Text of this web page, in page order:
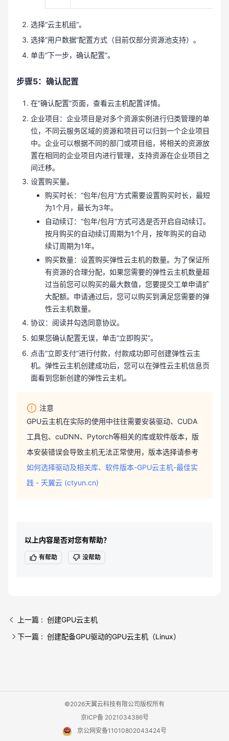
选择“云主机组”。
选择“用户数据”配置方式（目前仅部分资源池支持）。
单击“下一步，确认配置”。
步骤5：确认配置
在“确认配置”页面，查看云主机配置详情。
企业项目：企业项目是对多个资源实例进行归类管理的单
位，不同云服务区域的资源和项目可以归到一个企业项目
中。企业可以根据不同的部门或项目组，将相关的资源放
置在相同的企业项目内进行管理，支持资源在企业项目之
间迁移。
设置购买量。
购买时长：“包年/包月”方式需要设置购买时长，最短
为1个月，最长为3年。
自动续订：“包年/包月”方式可选是否开启自动续订。
按月购买的自动续订周期为1个月，按年购买的自动
续订周期为1年。
购买数量：设置购买弹性云主机的数量。为了保证所
有资源的合理分配，如果您需要的弹性云主机数量超
过当前您可以购买的最大数值，您要提交工单申请扩
大配额。申请通过后，您可以购买到满足您需要的弹
性云主机数量。
协议：阅读并勾选同意协议。
如果您确认配置无误，单击“立即购买”。
点击“立即支付”进行付款，付款成功即可创建弹性云主
机。弹性云主机创建成功后，您可以在弹性云主机信息页
面看到您新创建的弹性云主机。
注意
GPU云主机在实际的使用中往往需要安装驱动、CUDA
工具包、cuDNN、Pytorch等相关的库或软件版本，版
本安装错误会导致主机无法正常使用，版本选择请参考
如何选择驱动及相关库、软件版本-GPU云主机-最佳实
践 - 天翼云 (ctyun.cn)
以上内容是否对您有帮助？
有帮助 没帮助
上一篇 : 创建GPU云主机
下一篇 : 创建配备GPU驱动的GPU云主机（Linux）
©2026天翼云科技有限公司版权所有
京ICP备 2021034386号
京公网安备11010802043424号